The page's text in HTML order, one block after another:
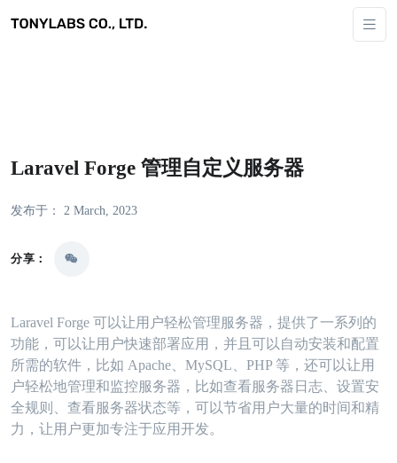
Laravel Forge 管理自定义服务器
发布于： 2 March, 2023
分享：
Laravel Forge 可以让用户轻松管理服务器，提供了一系列的
功能，可以让用户快速部署应用，并且可以自动安装和配置
所需的软件，比如 Apache、MySQL、PHP 等，还可以让用
户轻松地管理和监控服务器，比如查看服务器日志、设置安
全规则、查看服务器状态等，可以节省用户大量的时间和精
力，让用户更加专注于应用开发。